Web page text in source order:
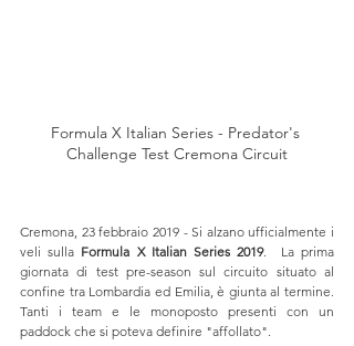
Formula X Italian Series - Predator's
Challenge Test Cremona Circuit
Cremona, 23 febbraio 2019 - Si alzano ufficialmente i
veli sulla Formula X Italian Series 2019.  La prima
giornata di test pre-season sul circuito situato al
confine tra Lombardia ed Emilia, è giunta al termine.
Tanti i team e le monoposto presenti con un
paddock che si poteva definire "affollato".